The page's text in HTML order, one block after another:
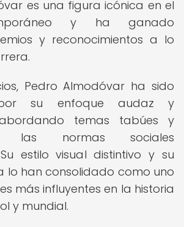
es una figura icónica en el
y ha ganado
y reconocimientos a lo
Pedro Almodóvar ha sido
su enfoque audaz y
temas tabúes y
las normas sociales
estilo visual distintivo y su
lo han consolidado como uno
más influyentes en la historia
y mundial.